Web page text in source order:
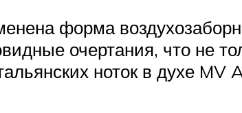
форма
очертания, что не
ноток в духе